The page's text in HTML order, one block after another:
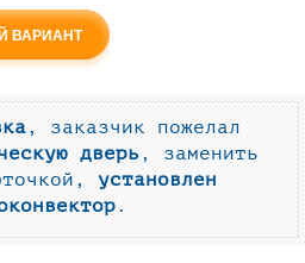
ВАРИАНТ
, заказчик пожелал
дверь, заменить
установлен
.